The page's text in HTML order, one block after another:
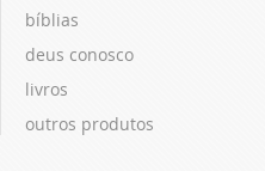
bíblias
deus conosco
livros
outros produtos